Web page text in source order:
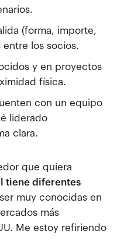
(forma, importe,
los socios.
y en proyectos
física.
con un equipo
liderado
clara.
que quiera
tiene diferentes
muy conocidas en
más
Me estoy refiriendo